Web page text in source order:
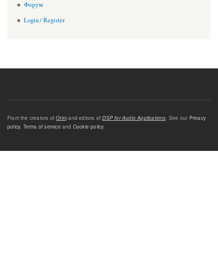
Форум
Login / Register
From the creators ofOrinj and editors ofDSP for Audio Applications. See our Privacy
policy, Terms of service and Cookie policy.